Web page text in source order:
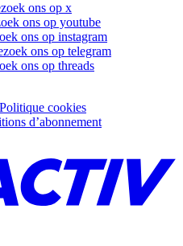
ons op x
ons op youtube
ons op instagram
ons op telegram
ons op threads
Politique cookies
d’abonnement